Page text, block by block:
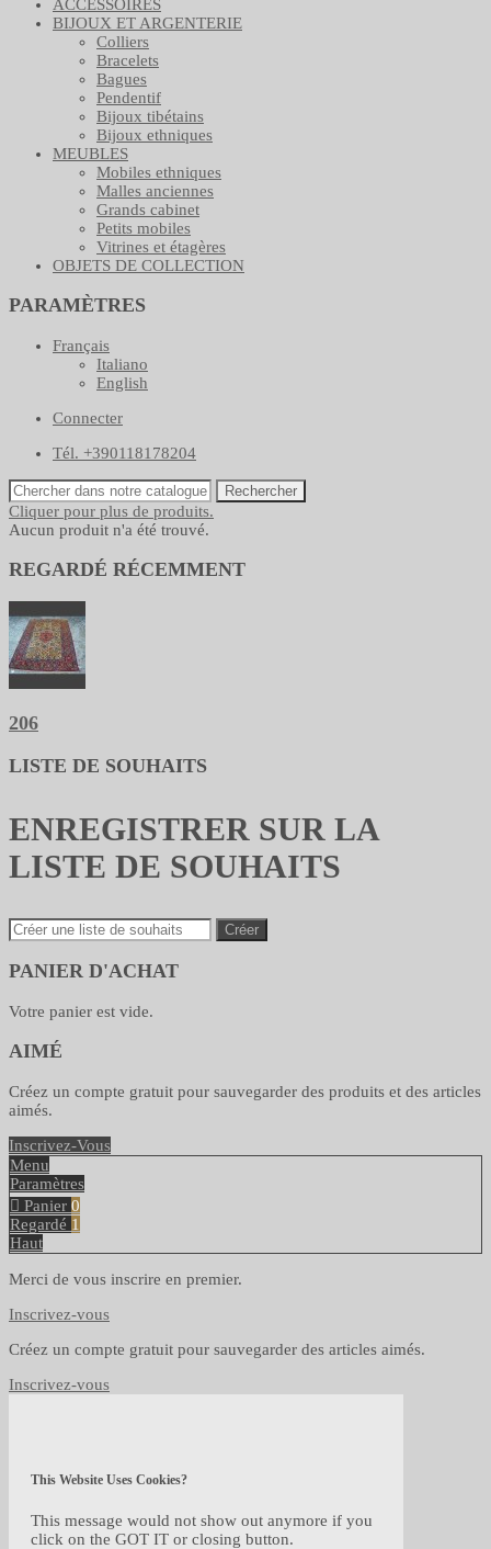
ACCESSOIRES
BIJOUX ET ARGENTERIE
Colliers
Bracelets
Bagues
Pendentif
Bijoux tibétains
Bijoux ethniques
MEUBLES
Mobiles ethniques
Malles anciennes
Grands cabinet
Petits mobiles
Vitrines et étagères
OBJETS DE COLLECTION
PARAMÈTRES
Français
Italiano
English
Connecter
Tél. +390118178204
Rechercher
Cliquer pour plus de produits.
Aucun produit n'a été trouvé.
REGARDÉ RÉCEMMENT
206
LISTE DE SOUHAITS
ENREGISTRER SUR LA
LISTE DE SOUHAITS
Créer
PANIER D'ACHAT
Votre panier est vide.
AIMÉ
Créez un compte gratuit pour sauvegarder des produits et des articles
aimés.
Inscrivez-Vous
Menu
Paramètres
Panier 0
Regardé 1
Haut
Merci de vous inscrire en premier.
Inscrivez-vous
Créez un compte gratuit pour sauvegarder des articles aimés.
Inscrivez-vous
This Website Uses Cookies?
This message would not show out anymore if you
click on the GOT IT or closing button.